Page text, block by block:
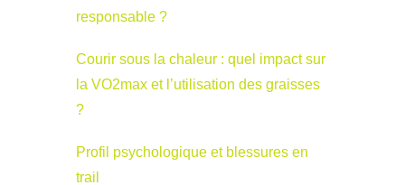
responsable ?
Courir sous la chaleur : quel impact sur
la VO2max et l’utilisation des graisses
?
Profil psychologique et blessures en
trail